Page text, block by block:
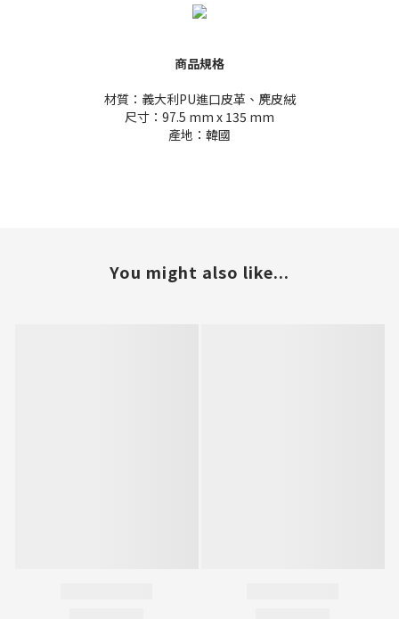
商品規格
材質： 義大利PU進口皮革、麂皮絨
尺寸：97.5 mm x 135 mm
產地：韓國
You might also like...